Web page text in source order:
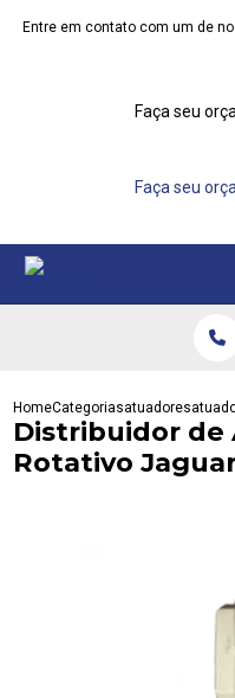
Entre em contato com um de
Faça seu
Faça seu
HomeCategoriasatuadores
Distribuidor
Rotativo